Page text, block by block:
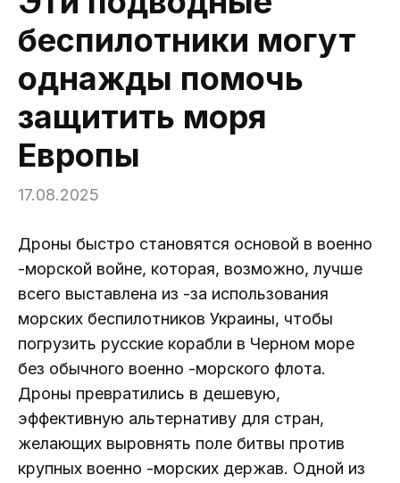
беспилотники могут
однажды помочь
защитить моря
Европы
17.08.2025
Дроны быстро становятся основой в военно
-морской войне, которая, возможно, лучше
всего выставлена из -за использования
морских беспилотников Украины, чтобы
погрузить русские корабли в Черном море
без обычного военно -морского флота.
Дроны превратились в дешевую,
эффективную альтернативу для стран,
желающих выровнять поле битвы против
крупных военно -морских держав. Одной из